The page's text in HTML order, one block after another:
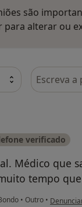
são
para alterar ou
Pesquisar
verificado
Médico que
tempo
• Outro • na